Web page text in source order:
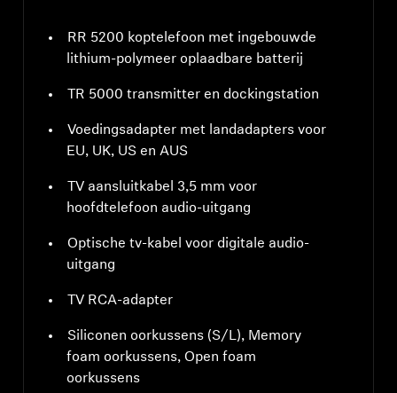
RR 5200 koptelefoon met ingebouwde
lithium-polymeer oplaadbare batterij
TR 5000 transmitter en dockingstation
Voedingsadapter met landadapters voor
EU, UK, US en AUS
TV aansluitkabel 3,5 mm voor
hoofdtelefoon audio-uitgang
Optische tv-kabel voor digitale audio-
uitgang
TV RCA-adapter
Siliconen oorkussens (S/L), Memory
foam oorkussens, Open foam
oorkussens